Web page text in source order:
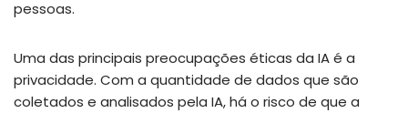
pessoas.
Uma das principais preocupações éticas da IA é a
privacidade. Com a quantidade de dados que são
coletados e analisados ​​pela IA, há o risco de que a